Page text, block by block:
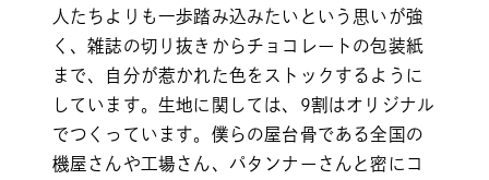
人たちよりも一歩踏み込みたいという思いが強
く、雑誌の切り抜きからチョコレートの包装紙
まで、自分が惹かれた色をストックするように
しています。生地に関しては、9割はオリジナル
でつくっています。僕らの屋台骨である全国の
機屋さんや工場さん、パタンナーさんと密にコ